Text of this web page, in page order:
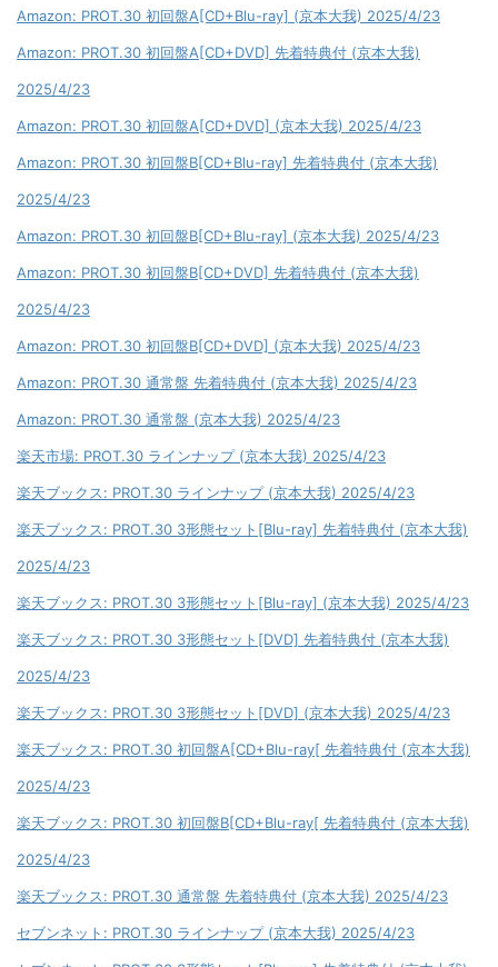
Amazon: PROT.30 初回盤A[CD+Blu-ray] (京本大我) 2025/4/23
Amazon: PROT.30 初回盤A[CD+DVD] 先着特典付 (京本大我)
2025/4/23
Amazon: PROT.30 初回盤A[CD+DVD] (京本大我) 2025/4/23
Amazon: PROT.30 初回盤B[CD+Blu-ray] 先着特典付 (京本大我)
2025/4/23
Amazon: PROT.30 初回盤B[CD+Blu-ray] (京本大我) 2025/4/23
Amazon: PROT.30 初回盤B[CD+DVD] 先着特典付 (京本大我)
2025/4/23
Amazon: PROT.30 初回盤B[CD+DVD] (京本大我) 2025/4/23
Amazon: PROT.30 通常盤 先着特典付 (京本大我) 2025/4/23
Amazon: PROT.30 通常盤 (京本大我) 2025/4/23
楽天市場: PROT.30 ラインナップ (京本大我) 2025/4/23
楽天ブックス: PROT.30 ラインナップ (京本大我) 2025/4/23
楽天ブックス: PROT.30 3形態セット[Blu-ray] 先着特典付 (京本大我)
2025/4/23
楽天ブックス: PROT.30 3形態セット[Blu-ray] (京本大我) 2025/4/23
楽天ブックス: PROT.30 3形態セット[DVD] 先着特典付 (京本大我)
2025/4/23
楽天ブックス: PROT.30 3形態セット[DVD] (京本大我) 2025/4/23
楽天ブックス: PROT.30 初回盤A[CD+Blu-ray[ 先着特典付 (京本大我)
2025/4/23
楽天ブックス: PROT.30 初回盤B[CD+Blu-ray[ 先着特典付 (京本大我)
2025/4/23
楽天ブックス: PROT.30 通常盤 先着特典付 (京本大我) 2025/4/23
セブンネット: PROT.30 ラインナップ (京本大我) 2025/4/23